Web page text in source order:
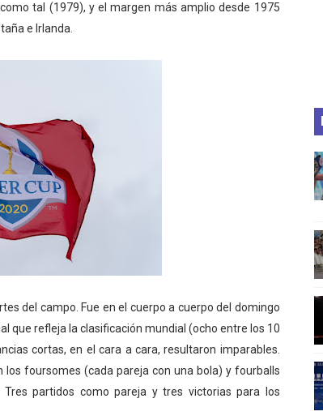
tal (1979), y el margen más amplio desde 1975
e Irlanda.
del campo. Fue en el cuerpo a cuerpo del domingo
que refleja la clasificación mundial (ocho entre los 10
cortas, en el cara a cara, resultaron imparables.
los foursomes (cada pareja con una bola) y fourballs
partidos como pareja y tres victorias para los